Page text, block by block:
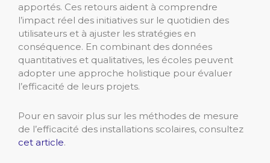
apportés. Ces retours aident à comprendre
l’impact réel des initiatives sur le quotidien des
utilisateurs et à ajuster les stratégies en
conséquence. En combinant des données
quantitatives et qualitatives, les écoles peuvent
adopter une approche holistique pour évaluer
l’efficacité de leurs projets.
Pour en savoir plus sur les méthodes de mesure
de l’efficacité des installations scolaires, consultez
cet article.